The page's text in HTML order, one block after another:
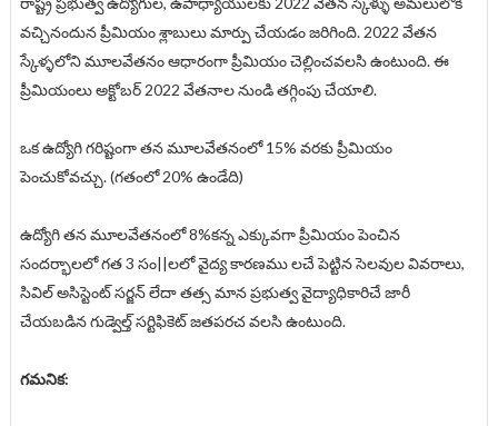
వచ్చినందున ప్రీమియం శ్లాబులు మార్పు చేయడం జరిగింది. 2022 వేతన
స్కేళ్ళలోని మూలవేతనం ఆధారంగా ప్రీమియం చెల్లించవలసి ఉంటుంది. ఈ
ప్రీమియంలు అక్టోబర్ 2022 వేతనాల నుండి తగ్గింపు చేయాలి.
ఒక ఉద్యోగి గరిష్టంగా తన మూలవేతనంలో 15% వరకు ప్రీమియం
పెంచుకోవచ్చు. (గతంలో 20% ఉండేది)
ఉద్యోగి తన మూలవేతనంలో 8%కన్న ఎక్కువగా ప్రీమియం పెంచిన
సందర్భాలలో గత 3 సం||లలో వైద్య కారణము లచే పెట్టిన సెలవుల వివరాలు,
సివిల్ అసిస్టెంట్ సర్జన్ లేదా తత్స మాన ప్రభుత్వ వైద్యాధికారిచే జారీ
చేయబడిన గుడ్వెల్త్ సర్టిఫికెట్ జతపరచ వలసి ఉంటుంది.
గమనిక: